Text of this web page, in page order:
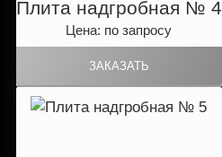
Плита надгробная № 4
Цена: по запросу